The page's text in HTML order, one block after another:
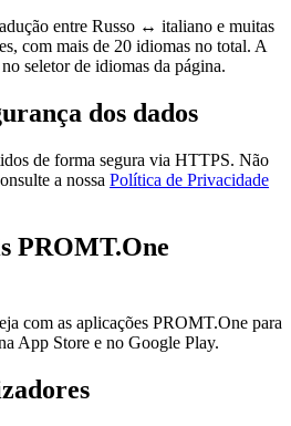
entre Russo ↔ italiano e muitas
com mais de 20 idiomas no total. A
seletor de idiomas da página.
dos dados
de forma segura via HTTPS. Não
a nossa Política de Privacidade
PROMT.One
com as aplicações PROMT.One para
App Store e no Google Play.